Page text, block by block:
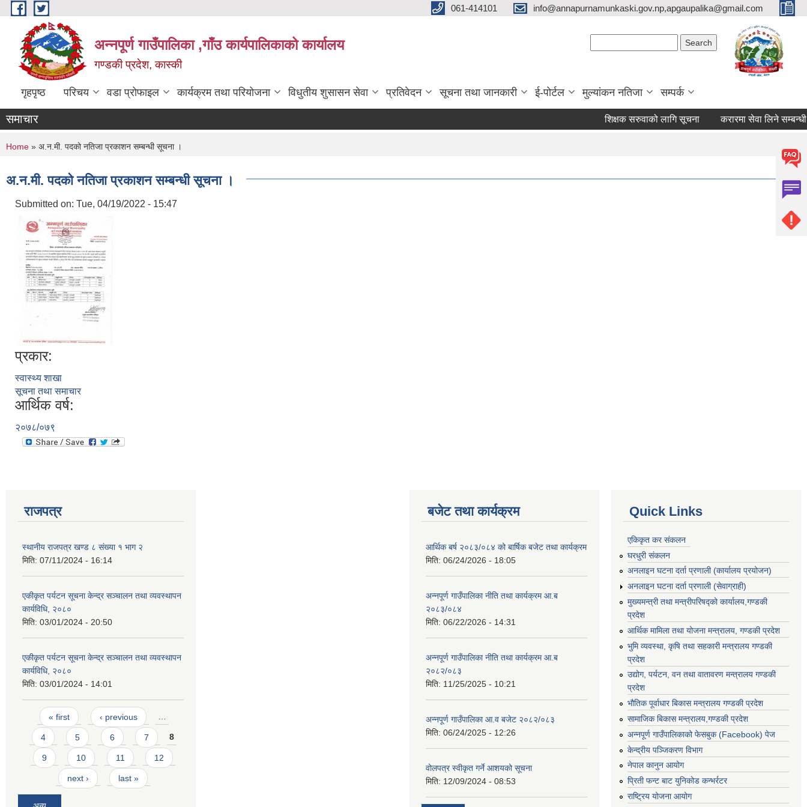
Skip to main content 061-414101 info@annapurnamunkaski.gov.np,apgaupalika@gmail.com
अन्नपूर्ण गाउँपालिका ,गाँउ कार्यपालिकाको कार्यालय
गण्डकी प्रदेश, कास्की
गृहपृष्ठ परिचय वडा प्रोफाइल कार्यक्रम तथा परियोजना विधुतीय शुसासन सेवा प्रतिवेदन सूचना तथा जानकारी ई-पोर्टल मुल्यांकन नतिजा सम्पर्क
समाचार शिक्षक सरुवाको लागि सूचना करारमा सेवा लिने सम्बन्धी
You are here
Home » अ.न.मी. पदको नतिजा प्रकाशन सम्बन्धी सूचना ।
अ.न.मी. पदको नतिजा प्रकाशन सम्बन्धी सूचना ।
Submitted on: Tue, 04/19/2022 - 15:47
प्रकार:
स्वास्थ्य शाखा
सूचना तथा समाचार
आर्थिक वर्ष:
२०७८/०७९
राजपत्र
स्थानीय राजपत्र खण्ड ८ संख्या १ भाग २
मिति: 07/11/2024 - 16:14
एकीकृत पर्यटन सूचना केन्द्र सञ्चालन तथा व्यवस्थापन
कार्यविधि, २०८०
मिति: 03/01/2024 - 20:50
एकीकृत पर्यटन सूचना केन्द्र सञ्चालन तथा व्यवस्थापन
कार्यविधि, २०८०
मिति: 03/01/2024 - 14:01
Pages
« first ‹ previous …
4 5 6 7 8
9 10 11 12
next › last »
बजेट तथा कार्यक्रम
आर्थिक बर्ष २०८३/०८४ को बार्षिक बजेट तथा कार्यक्रम
मिति: 06/24/2026 - 18:05
अन्नपूर्ण गाउँपालिका नीति तथा कार्यक्रम आ.ब
२०८३/०८४
मिति: 06/22/2026 - 14:31
अन्नपूर्ण गाउँपालिका नीति तथा कार्यक्रम आ.ब
२०८२/०८३
मिति: 11/25/2025 - 10:21
अन्नपूर्ण गाउँपालिका आ.व बजेट २०८२/०८३
मिति: 06/24/2025 - 12:26
वोलपत्र स्वीकृत गर्ने आशयको सूचना
मिति: 12/09/2024 - 08:53
Quick Links
एकिकृत कर संकलन
घरधुरी संकलन
अनलाइन घटना दर्ता प्रणाली (कार्यालय प्रयोजन)
अनलाइन घटना दर्ता प्रणाली (सेवाग्राही)
मुख्यमन्त्री तथा मन्त्रीपरिषद्को कार्यालय,गण्डकी
प्रदेश
आर्थिक मामिला तथा योजना मन्त्रालय, गण्डकी प्रदेश
भुमि व्यवस्था, कृषि तथा सहकारी मन्त्रालय गण्डकी
प्रदेश
उद्योग, पर्यटन, वन तथा वातावरण मन्त्रालय गण्डकी
प्रदेश
भौतिक पूर्वाधार बिकास मन्त्रालय गण्डकी प्रदेश
सामाजिक बिकास मन्त्रालय,गण्डकी प्रदेश
अन्नपूर्ण गाउँपालिकाको फेसबुक (Facebook) पेज
केन्द्रीय पञ्जिकरण विभाग
नेपाल कानुन आयोग
प्रिती फन्ट बाट युनिकोड कन्भर्रटर
राष्ट्रिय योजना आयोग